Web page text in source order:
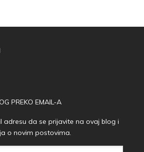
PREKO EMAIL-A
adresu da se prijavite na ovaj blog i
o novim postovima.